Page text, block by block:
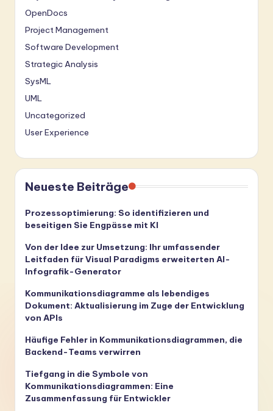
OpenDocs
Project Management
Software Development
Strategic Analysis
SysML
UML
Uncategorized
User Experience
Neueste Beiträge
Prozessoptimierung: So identifizieren und
beseitigen Sie Engpässe mit KI
Von der Idee zur Umsetzung: Ihr umfassender
Leitfaden für Visual Paradigms erweiterten AI-
Infografik-Generator
Kommunikationsdiagramme als lebendiges
Dokument: Aktualisierung im Zuge der Entwicklung
von APIs
Häufige Fehler in Kommunikationsdiagrammen, die
Backend-Teams verwirren
Tiefgang in die Symbole von
Kommunikationsdiagrammen: Eine
Zusammenfassung für Entwickler